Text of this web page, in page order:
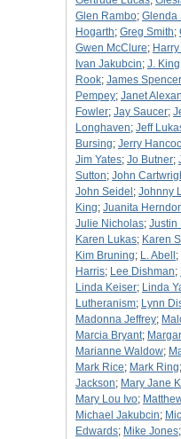
Glen Rambo; Glenda
Hogarth; Greg Smith;
Gwen McClure;
Ivan Jakubcin; J. King
Rook; James Spencer
Pempey; Janet
Fowler; Jay Saucer;
Longhaven; Jeff
Bursing; Jerry
Jim Yates; Jo Butner;
Sutton; John
John Seidel ; Johnny
King; Juanita
Julie Nicholas; Justin
Karen Lukas; Karen
Kim Bruning; L. Abell ;
Harris; Lee Dishman;
Linda Keiser; Linda
Lutheranism; Lynn
Madonna Jeffrey;
Marcia Bryant;
Marianne Waldow;
Mark Rice; Mark Ring;
Jackson; Mary Jane
Mary Lou Ivo;
Michael Jakubcin;
Edwards; Mike Jones;